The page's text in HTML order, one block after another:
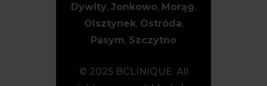
Dywity, Jonkowo, Morąg,
Olsztynek, Ostróda,
Pasym, Szczytno
© 2025 BCLINIQUE. All